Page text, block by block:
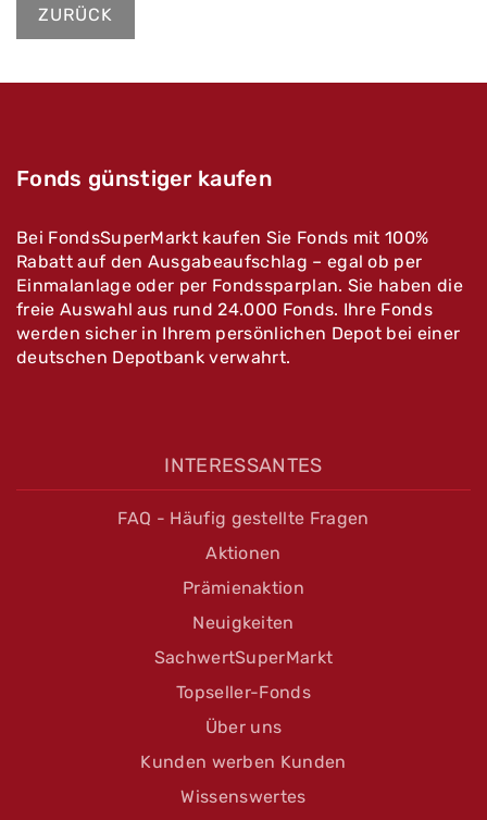
ZURÜCK
Fonds günstiger kaufen
Bei FondsSuperMarkt kaufen Sie Fonds mit 100%
Rabatt auf den Ausgabeaufschlag – egal ob per
Einmalanlage oder per Fondssparplan. Sie haben die
freie Auswahl aus rund 24.000 Fonds. Ihre Fonds
werden sicher in Ihrem persönlichen Depot bei einer
deutschen Depotbank verwahrt.
INTERESSANTES
FAQ - Häufig gestellte Fragen
Aktionen
Prämienaktion
Neuigkeiten
SachwertSuperMarkt
Topseller-Fonds
Über uns
Kunden werben Kunden
Wissenswertes